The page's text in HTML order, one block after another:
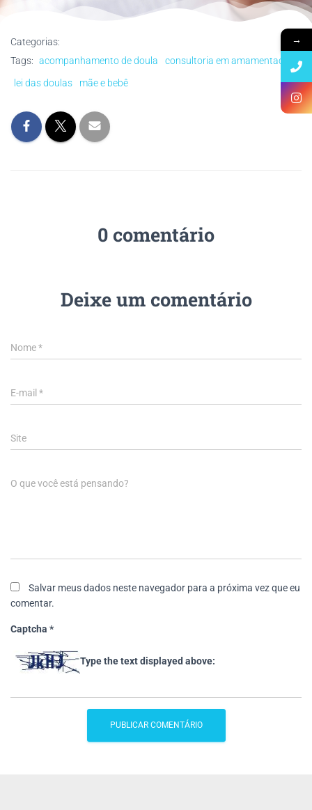
Categorias:
Tags: acompanhamento de doula
consultoria em amamentação
lei das doulas
mãe e bebê
0 comentário
Deixe um comentário
Nome*
E-mail*
Site
O que você está pensando?
Salvar meus dados neste navegador para a próxima vez que eu
comentar.
Captcha *
Type the text displayed above:
→